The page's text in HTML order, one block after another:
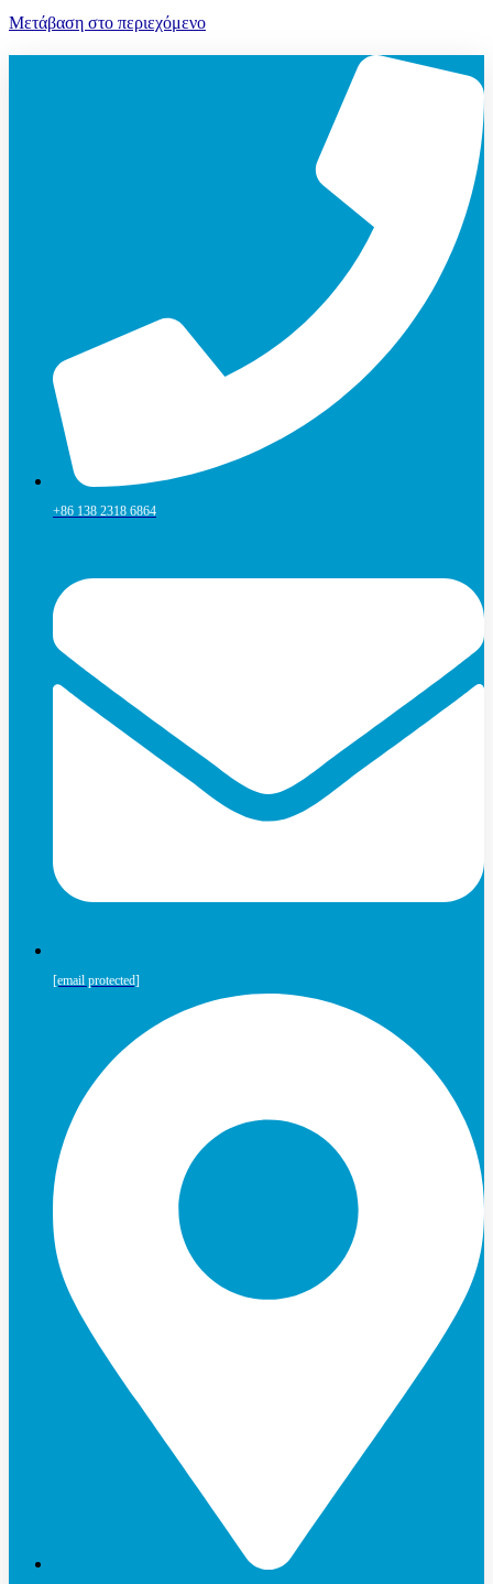
Μετάβαση στο περιεχόμενο
+86 138 2318 6864
[email protected]